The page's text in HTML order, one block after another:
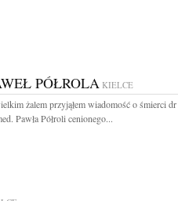
PÓŁROLA KIELCE
żalem przyjąłem wiadomość o śmierci dr
Pawła Półroli cenionego...